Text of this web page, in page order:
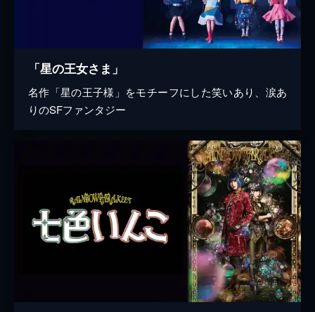
「星の王女さま」
名作「星の王子様」をモチーフにした笑いあり、涙あ
りのSFファンタジー